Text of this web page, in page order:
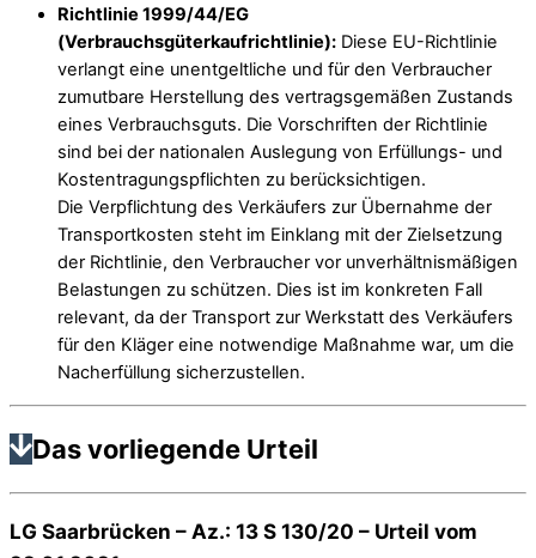
Richtlinie 1999/44/EG
(Verbrauchsgüterkaufrichtlinie): Diese EU-Richtlinie
verlangt eine unentgeltliche und für den Verbraucher
zumutbare Herstellung des vertragsgemäßen Zustands
eines Verbrauchsguts. Die Vorschriften der Richtlinie
sind bei der nationalen Auslegung von Erfüllungs- und
Kostentragungspflichten zu berücksichtigen.
Die Verpflichtung des Verkäufers zur Übernahme der
Transportkosten steht im Einklang mit der Zielsetzung
der Richtlinie, den Verbraucher vor unverhältnismäßigen
Belastungen zu schützen. Dies ist im konkreten Fall
relevant, da der Transport zur Werkstatt des Verkäufers
für den Kläger eine notwendige Maßnahme war, um die
Nacherfüllung sicherzustellen.
Das vorliegende Urteil
LG Saarbrücken – Az.: 13 S 130/20 – Urteil vom